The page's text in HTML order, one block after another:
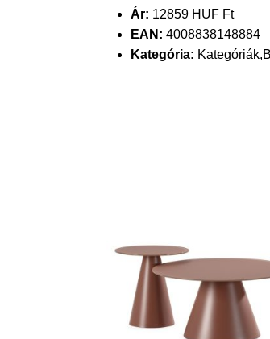
Ár: 12859 HUF Ft
EAN: 4008838148884
Kategória: